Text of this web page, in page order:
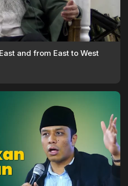
and from East to West